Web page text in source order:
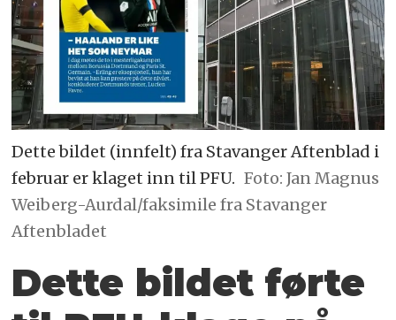
Dette bildet (innfelt) fra Stavanger Aftenblad i
februar er klaget inn til PFU. Foto: Jan Magnus
Weiberg-Aurdal/faksimile fra Stavanger
Aftenbladet
Dette bildet førte